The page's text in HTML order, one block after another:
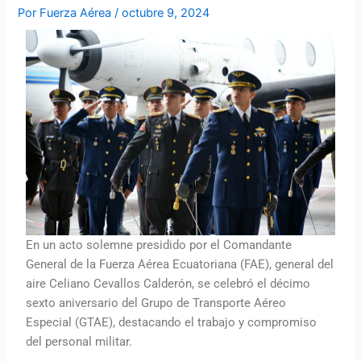
Por Fuerza Aérea/octubre 9, 2024
En un acto solemne presidido por el Comandante
General de la Fuerza Aérea Ecuatoriana (FAE), general del
aire Celiano Cevallos Calderón, se celebró el décimo
sexto aniversario del Grupo de Transporte Aéreo
Especial (GTAE), destacando el trabajo y compromiso
del personal militar.